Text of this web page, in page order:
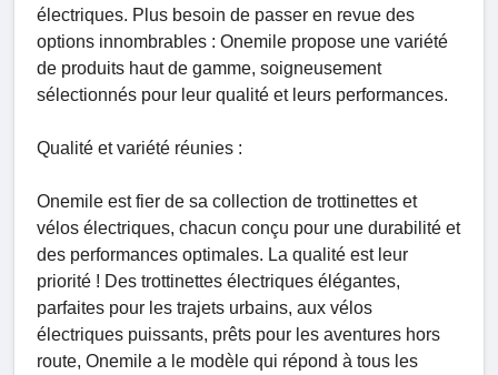
électriques. Plus besoin de passer en revue des
options innombrables : Onemile propose une variété
de produits haut de gamme, soigneusement
sélectionnés pour leur qualité et leurs performances.
Qualité et variété réunies :
Onemile est fier de sa collection de trottinettes et
vélos électriques, chacun conçu pour une durabilité et
des performances optimales. La qualité est leur
priorité ! Des trottinettes électriques élégantes,
parfaites pour les trajets urbains, aux vélos
électriques puissants, prêts pour les aventures hors
route, Onemile a le modèle qui répond à tous les